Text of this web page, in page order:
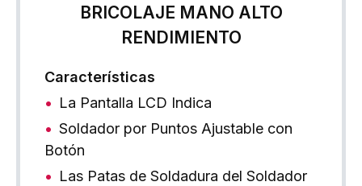
BRICOLAJE MANO ALTO
RENDIMIENTO
Características
La Pantalla LCD Indica
Soldador por Puntos Ajustable con
Botón
Las Patas de Soldadura del Soldador